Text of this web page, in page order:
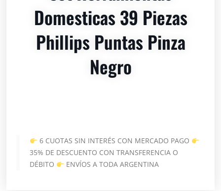
Domesticas 39 Piezas
Phillips Puntas Pinza
Negro
6 CUOTAS SIN INTERÉS CON MERCADO PAGO
35% DE DESCUENTO CON TRANSFERENCIA O
DÉBITO
ENVÍOS A TODA ARGENTINA